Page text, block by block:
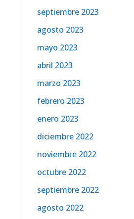
septiembre 2023
agosto 2023
mayo 2023
abril 2023
marzo 2023
febrero 2023
enero 2023
diciembre 2022
noviembre 2022
octubre 2022
septiembre 2022
agosto 2022